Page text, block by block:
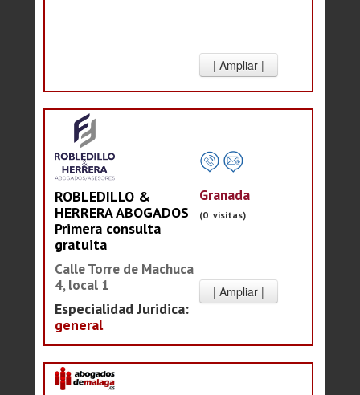
ROBLEDILLO &
HERRERA ABOGADOS
Primera consulta
gratuita
Calle Torre de Machuca
4, local 1
Especialidad Juridica:
general
Granada
(0 visitas)